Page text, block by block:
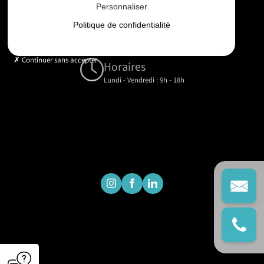
contact@gd-drones-services.fr
Horaires
Lundi - Vendredi : 9h - 18h
Personnaliser
Politique de confidentialité
Continuer sans accepter